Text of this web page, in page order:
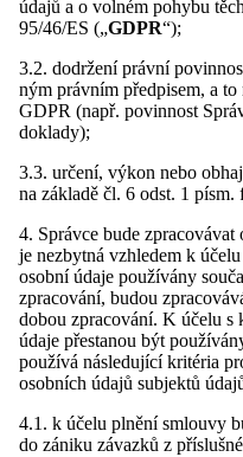
údajů a o volném pohybu
95/46/ES („GDPR“);
3.2. dodržení právní
ným právním předpisem, a
GDPR (např. povinnost
doklady);
3.3. určení, výkon nebo
na základě čl. 6 odst. 1 písm.
4. Správce bude
je nezbytná vzhledem k
osobní údaje používány
zpracování, budou
dobou zpracování. K účelu s
údaje přestanou být
používá následující kritéria
osobních údajů subjektů
4.1. k účelu plnění smlouvy
do zániku závazků z